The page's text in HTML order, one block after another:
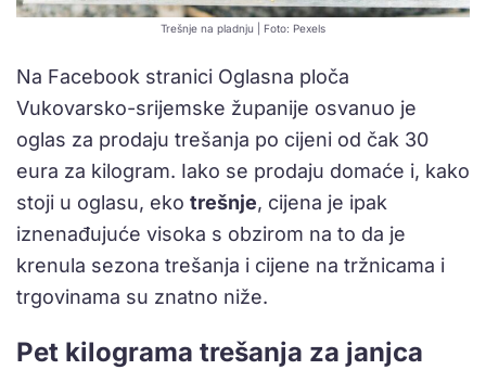
Trešnje na pladnju | Foto: Pexels
Na Facebook stranici Oglasna ploča
Vukovarsko-srijemske županije osvanuo je
oglas za prodaju trešanja po cijeni od čak 30
eura za kilogram. Iako se prodaju domaće i, kako
stoji u oglasu, eko trešnje, cijena je ipak
iznenađujuće visoka s obzirom na to da je
krenula sezona trešanja i cijene na tržnicama i
trgovinama su znatno niže.
Pet kilograma trešanja za janjca